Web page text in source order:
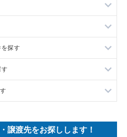
案件一覧
件の案件一覧
件の案件一覧
一覧
件一覧
却物件の案件一覧
却物件の案件一覧
物件の案件一覧
売却物件の案件一覧
探す
物件の案件一覧
物件の案件一覧
却物件の案件一覧
す
売却物件の案件一覧
居抜き売却物件の案件一覧
抜き売却物件の案件一覧
譲渡先をお探しします！